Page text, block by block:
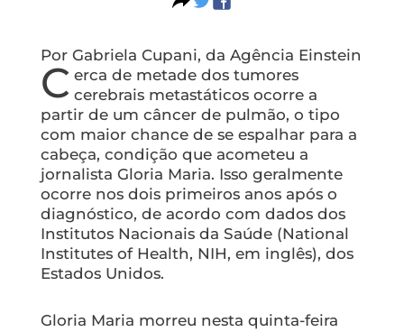
Por Gabriela Cupani, da Agência Einstein
C erca de metade dos tumores
cerebrais metastáticos ocorre a
partir de um câncer de pulmão, o tipo
com maior chance de se espalhar para a
cabeça, condição que acometeu a
jornalista Gloria Maria. Isso geralmente
ocorre nos dois primeiros anos após o
diagnóstico, de acordo com dados dos
Institutos Nacionais da Saúde (National
Institutes of Health, NIH, em inglês), dos
Estados Unidos.
Gloria Maria morreu nesta quinta-feira